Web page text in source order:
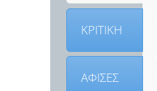
ΚΡΙΤΙΚΗ
ΑΦΙΣΕΣ